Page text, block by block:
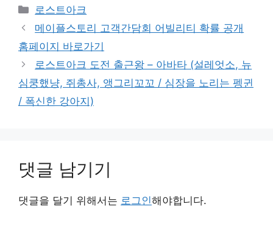
카
테
고
리
로스트아크
메이플스토리 고객간담회 어빌리티 확률 공개
홈페이지 바로가기
로스트아크 도전 출근왕 – 아바타 (설레엇소, 뉴
심쿵했냥, 쥐총사, 앵그리꼬꼬 / 심장을 노리는 펭귄
/ 폭신한 강아지)
댓글 남기기
댓글을 달기 위해서는 로그인해야합니다.